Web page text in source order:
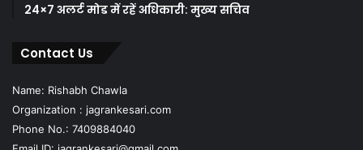
24×7 अलर्ट मोड में रहें अधिकारी: मुख्य सचिव
Contact Us
Name: Rishabh Chawla
Organization : jagrankesari.com
Phone No.: 7409884040